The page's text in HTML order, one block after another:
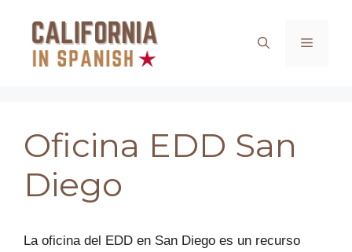
contenido
Menú
Oficina EDD San
Diego
La oficina del EDD en San Diego es un recurso